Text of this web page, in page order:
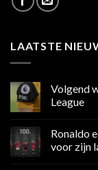
LAATSTE
Volgend
League
op
weekend
Ronaldo
voor zijn